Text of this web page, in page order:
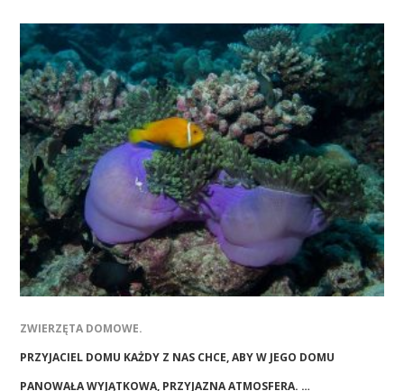
ZWIERZĘTA DOMOWE.
PRZYJACIEL DOMU KAŻDY Z NAS CHCE, ABY W JEGO DOMU
PANOWAŁA WYJĄTKOWA, PRZYJAZNA ATMOSFERA. …